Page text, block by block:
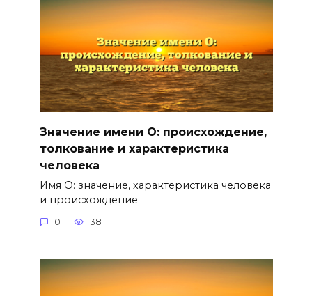
Значение имени О: происхождение,
толкование и характеристика
человека
Имя О: значение, характеристика человека
и происхождение
0 38